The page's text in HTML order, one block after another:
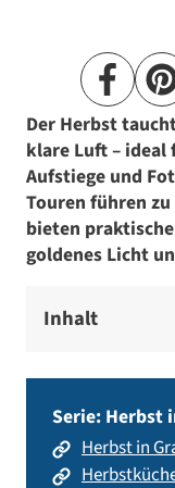
Der Herbst
klare Luft – ideal
Aufstiege und
Touren führen
bieten
goldenes Licht
Inhalt
Serie: Herbst
Herbst in